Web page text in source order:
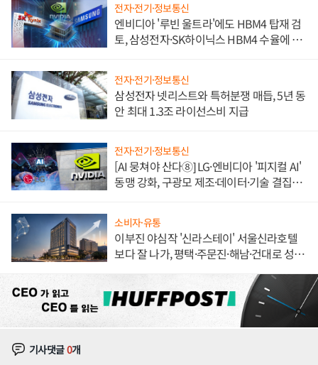
전자·전기·정보통신
엔비디아 '루빈 울트라'에도 HBM4 탑재 검
토, 삼성전자·SK하이닉스 HBM4 수율에 주
전자·전기·정보통신
삼성전자 넷리스트와 특허분쟁 매듭, 5년 동
안 최대 1.3조 라이선스비 지급
전자·전기·정보통신
[AI 뭉쳐야 산다⑧] LG·엔비디아 '피지컬 AI'
동맹 강화, 구광모 제조·데이터·기술 결집
소비자·유통
이부진 야심작 '신라스테이' 서울신라호텔
보다 잘 나가, 평택·주문진·해남·건대로 성
기사댓글0개